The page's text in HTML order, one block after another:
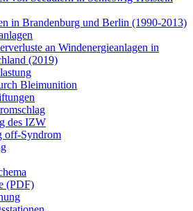
in Brandenburg und Berlin (1990-2013)
an Windenergieanlagen in
(2019)
Bleimunition
des IZW
off-Syndrom
(PDF)